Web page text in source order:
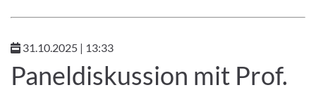
31.10.2025 | 13:33
Paneldiskussion mit Prof.